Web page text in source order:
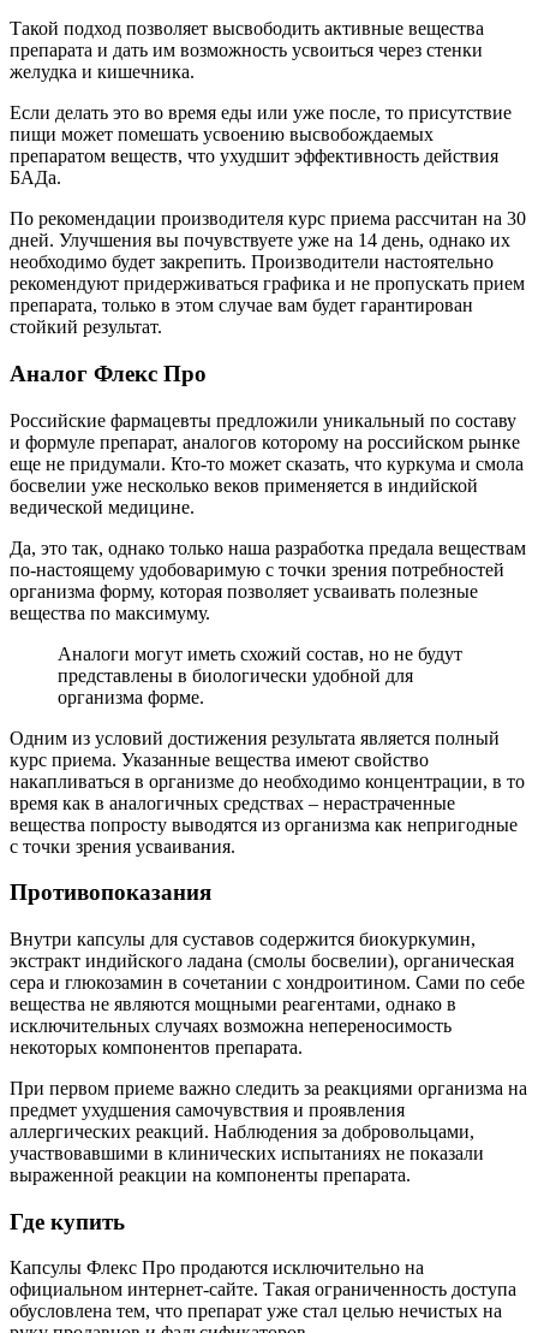
Такой подход позволяет высвободить активные вещества
препарата и дать им возможность усвоиться через стенки
желудка и кишечника.
Если делать это во время еды или уже после, то присутствие
пищи может помешать усвоению высвобождаемых
препаратом веществ, что ухудшит эффективность действия
БАДа.
По рекомендации производителя курс приема рассчитан на 30
дней. Улучшения вы почувствуете уже на 14 день, однако их
необходимо будет закрепить. Производители настоятельно
рекомендуют придерживаться графика и не пропускать прием
препарата, только в этом случае вам будет гарантирован
стойкий результат.
Аналог Флекс Про
Российские фармацевты предложили уникальный по составу
и формуле препарат, аналогов которому на российском рынке
еще не придумали. Кто-то может сказать, что куркума и смола
босвелии уже несколько веков применяется в индийской
ведической медицине.
Да, это так, однако только наша разработка предала веществам
по-настоящему удобоваримую с точки зрения потребностей
организма форму, которая позволяет усваивать полезные
вещества по максимуму.
Аналоги могут иметь схожий состав, но не будут
представлены в биологически удобной для
организма форме.
Одним из условий достижения результата является полный
курс приема. Указанные вещества имеют свойство
накапливаться в организме до необходимо концентрации, в то
время как в аналогичных средствах – нерастраченные
вещества попросту выводятся из организма как непригодные
с точки зрения усваивания.
Противопоказания
Внутри капсулы для суставов содержится биокуркумин,
экстракт индийского ладана (смолы босвелии), органическая
сера и глюкозамин в сочетании с хондроитином. Сами по себе
вещества не являются мощными реагентами, однако в
исключительных случаях возможна непереносимость
некоторых компонентов препарата.
При первом приеме важно следить за реакциями организма на
предмет ухудшения самочувствия и проявления
аллергических реакций. Наблюдения за добровольцами,
участвовавшими в клинических испытаниях не показали
выраженной реакции на компоненты препарата.
Где купить
Капсулы Флекс Про продаются исключительно на
официальном интернет-сайте. Такая ограниченность доступа
обусловлена тем, что препарат уже стал целью нечистых на